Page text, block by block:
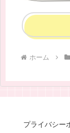
ホーム
プライバシー